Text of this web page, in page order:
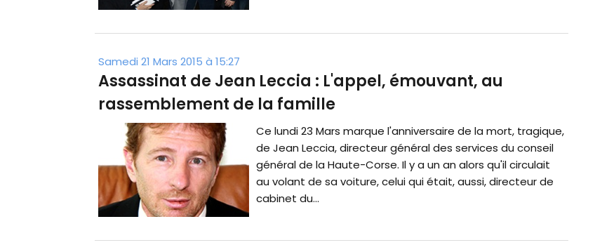
Samedi 21 Mars 2015 à 15:27
Assassinat de Jean Leccia : L'appel, émouvant, au
rassemblement de la famille
Ce lundi 23 Mars marque l'anniversaire de la mort, tragique,
de Jean Leccia, directeur général des services du conseil
général de la Haute-Corse. Il y a un an alors qu'il circulait
au volant de sa voiture, celui qui était, aussi, directeur de
cabinet du...